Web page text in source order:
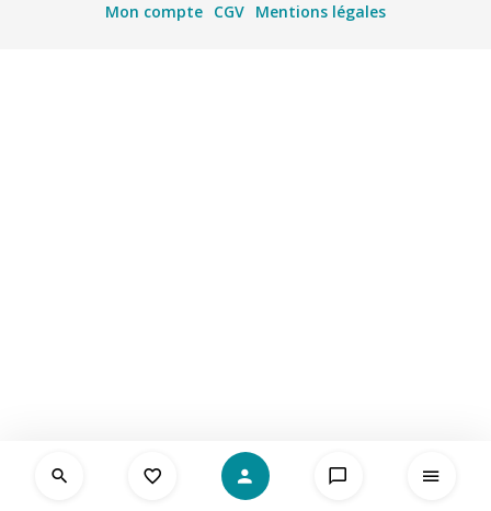
Mon compte CGV Mentions légales